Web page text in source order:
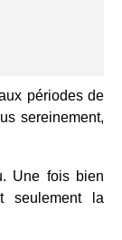
périodes de
sereinement,
Une fois bien
seulement la